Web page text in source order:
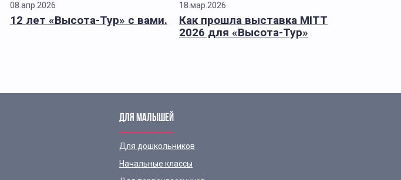
08.апр.2026
12 лет «Высота-Тур» с вами.
18.мар.2026
Как прошла выставка MITT
2026 для «Высота-Тур»
ДЛЯ МАЛЫШЕЙ
Для дошкольников
Начальные классы